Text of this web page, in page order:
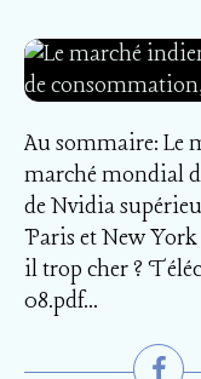
Au sommaire: Le
marché mondial
de Nvidia
Paris et New York
il trop cher ?
08.pdf...